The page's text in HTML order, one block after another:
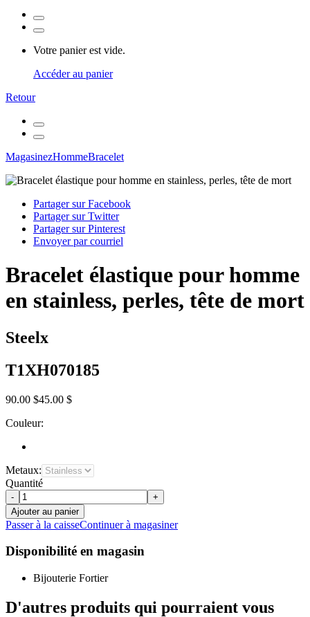
Votre panier est vide.
Accéder au panier
Retour
MagasinezHommeBracelet
Partager sur Facebook
Partager sur Twitter
Partager sur Pinterest
Envoyer par courriel
Bracelet élastique pour homme
en stainless, perles, tête de mort
Steelx
T1XH070185
90.00 $45.00 $
Couleur:
Metaux:
Quantité
-
+
Ajouter au panier
Passer à la caisseContinuer à magasiner
Disponibilité en magasin
Bijouterie Fortier
D'autres produits qui pourraient vous